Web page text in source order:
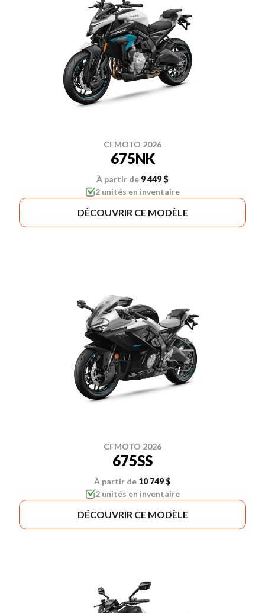
CFMOTO 2026
675NK
À partir de 9 449 $
2 unités en inventaire
DÉCOUVRIR CE MODÈLE
CFMOTO 2026
675SS
À partir de 10 749 $
2 unités en inventaire
DÉCOUVRIR CE MODÈLE